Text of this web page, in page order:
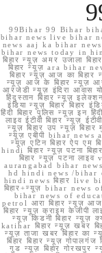
99Bihar 99 Bihar
bihar news live bihar
news aaj ka bihar
bihar news today in
बिहार न्यूज़ अमर उजाला
बिहार न्यूज़ ara bihar
बिहार न्यूज़ आज का
न्यूज़ आज के बिहार न्यूज़ आज
आरजेडी न्यूज़ इंदिरा आवास
हिंदुस्तान बिहार न्यूज़
इंडिया न्यूज़ बिहार बिहार
हिंदी बिहार पुलिस न्यूज़ इन
लाइव ईटीवी बिहार न्यूज़
न्यूज़ बिहार उप न्यूज़ बिहार
न्यूज़ एबीपी bihar news
न्यूज़ एटिन बिहार ऐप एम
hindi बिहार न्यूज़ पटना
बिहार न्यूज़ पटना लाइव
aurangabad bihar
hd hindi news /bihar
hindi news बिहार live
बिहार+न्यूज़ bihar
bihar news of
petrol आरा बिहार न्यूज़ आज
बिहार न्यूज़ क्राइम केजीपी
न्यूज़ किडनी बिहार न्यूज़
katihar बिहार न्यूज़ खबर
न्यूज़ ताजा खबर बिहार का
बिहार बिहार न्यूज़ गोपालगंज
गुड न्यूज़ बिहार गोरखपुर